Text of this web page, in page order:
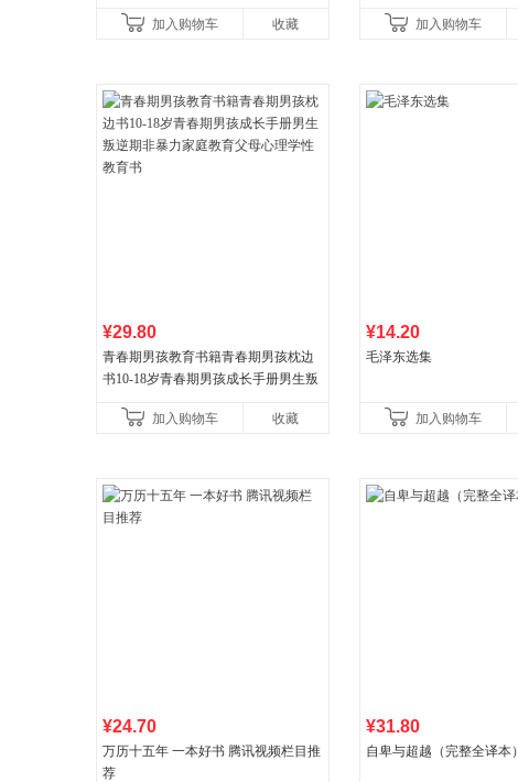
新增在
加入购物车 收藏 加入购物车
¥29.80
青春期男孩教育书籍青春期男孩枕边
书10-18岁青春期男孩成长手册男生叛
育书
加入购物车 收藏
¥14.20
毛泽东选集
加入购物车
¥24.70
万历十五年 一本好书 腾讯视频栏目推
荐
¥31.80
自卑与超越（完整全译本）